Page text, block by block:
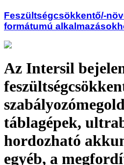
Feszültségcsökkentő/-
formátumú
Az Intersil
táblagépek,
hordozható
egyéb, a